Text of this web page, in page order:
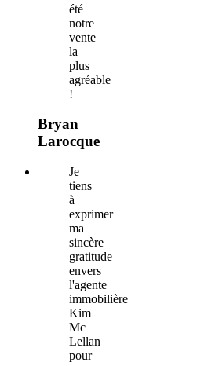
été
notre
vente
la
plus
agréable
!
Bryan
Larocque
Je
tiens
à
exprimer
ma
sincère
gratitude
envers
l'agente
immobilière
Kim
Mc
Lellan
pour